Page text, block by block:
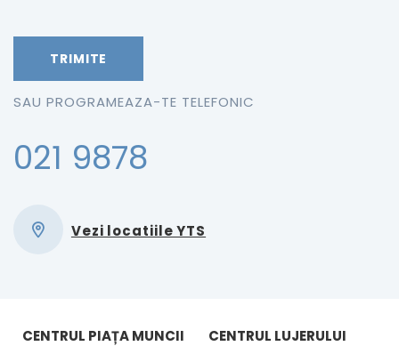
SAU PROGRAMEAZA-TE TELEFONIC
021 9878
Vezi locatiile YTS
CENTRUL PIAȚA MUNCII
CENTRUL LUJERULUI